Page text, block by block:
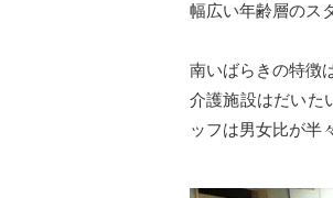
幅広い年齢層のス
南いばらきの特徴
介護施設はだいた
ッフは男女比が半